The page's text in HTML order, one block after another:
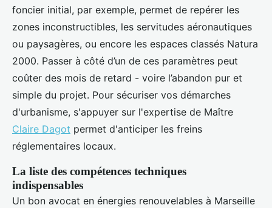
foncier initial, par exemple, permet de repérer les
zones inconstructibles, les servitudes aéronautiques
ou paysagères, ou encore les espaces classés Natura
2000. Passer à côté d’un de ces paramètres peut
coûter des mois de retard - voire l’abandon pur et
simple du projet. Pour sécuriser vos démarches
d'urbanisme, s'appuyer sur l'expertise de Maître
Claire Dagot permet d'anticiper les freins
réglementaires locaux.
La liste des compétences techniques
indispensables
Un bon avocat en énergies renouvelables à Marseille